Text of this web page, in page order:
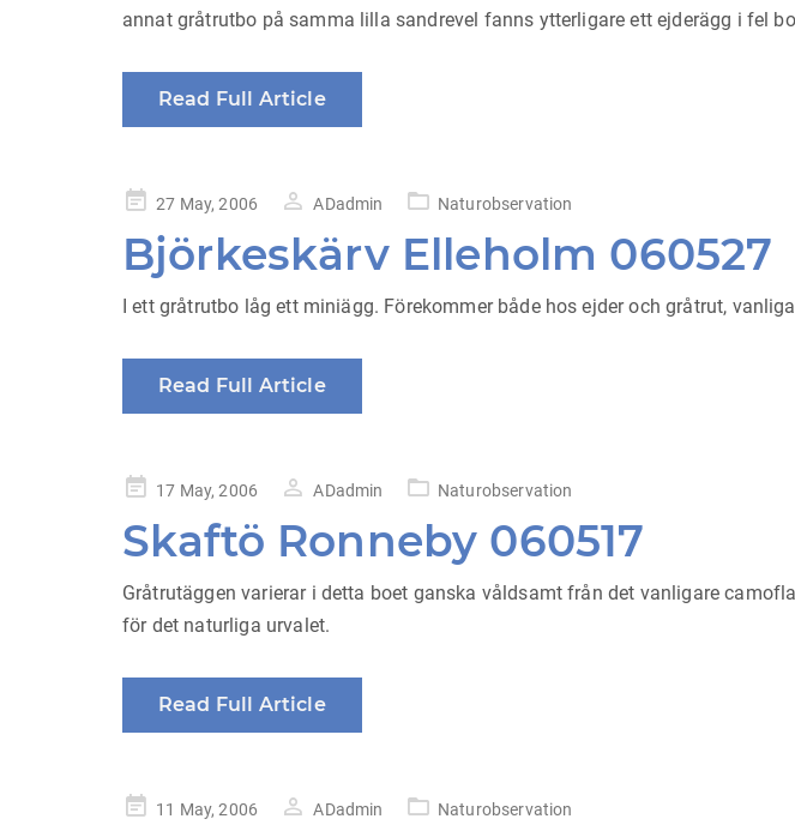
annat gråtrutbo på samma lilla sandrevel fanns ytterligare ett ejderägg i fel
Read Full Article
Posted27 May, 2006 ADadmin Naturobservation
Björkeskärv Elleholm 060527
I ett gråtrutbo låg ett miniägg. Förekommer både hos ejder och gråtrut,
Read Full Article
Posted17 May, 2006 ADadmin Naturobservation
Skaftö Ronneby 060517
Gråtrutäggen varierar i detta boet ganska våldsamt från det vanligare
för det naturliga urvalet.
Read Full Article
Posted11 May, 2006 ADadmin Naturobservation